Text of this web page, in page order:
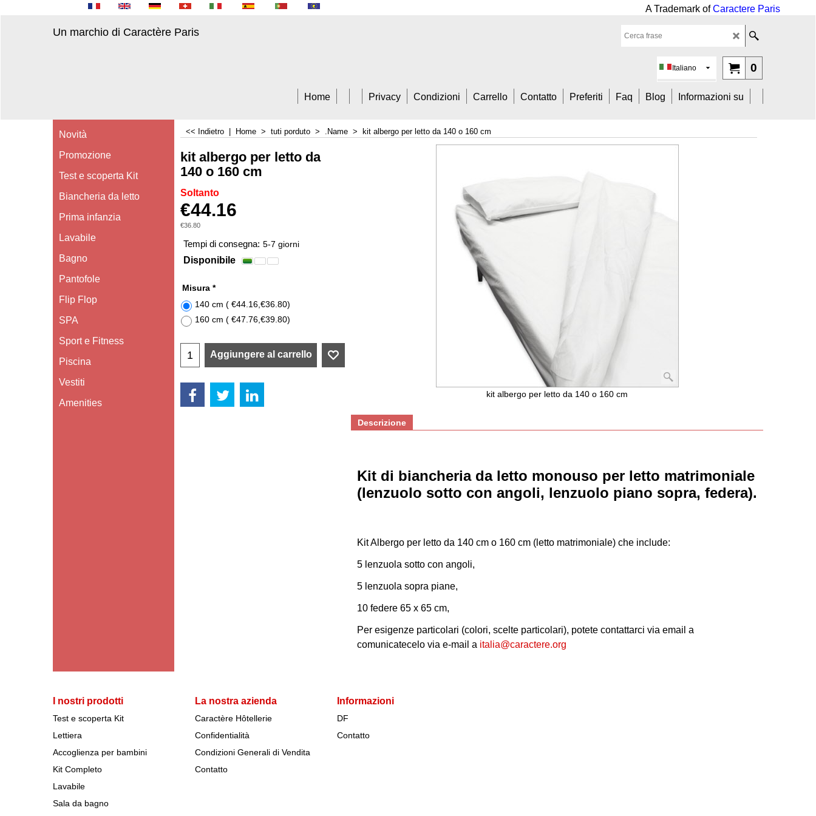
A Trademark ofCaractere Paris
Un marchio di Caractère Paris
0
Italiano
Home Privacy Condizioni Carrello Contatto Preferiti Faq Blog Informazioni su
Novità
Promozione
Test e scoperta Kit
Biancheria da letto
Prima infanzia
Lavabile
Bagno
Pantofole
Flip Flop
SPA
Sport e Fitness
Piscina
Vestiti
Amenities
<< Indietro Home > tuti porduto > .Name > kit albergo per letto da 140 o 160 cm
kit albergo per letto da 140 o 160 cm
kit albergo per letto da
140 o 160 cm
Soltanto
€44.16
€36.80
Tempi di consegna: 5-7 giorni
Disponibile
Misura *
140 cm ( €44.16 €36.80)
160 cm ( €47.76,€39.80)
Aggiungere al carrello
Descrizione
Kit di biancheria da letto monouso per letto matrimoniale
(lenzuolo sotto con angoli, lenzuolo piano sopra, federa).
Kit Albergo per letto da 140 cm o 160 cm (letto matrimoniale) che include:
5 lenzuola sotto con angoli,
5 lenzuola sopra piane,
10 federe 65 x 65 cm,
Per esigenze particolari (colori, scelte particolari), potete contattarci via email a
comunicatecelo via e-mail a italia@caractere.org
I nostri prodotti
Test e scoperta Kit
Lettiera
Accoglienza per bambini
Kit Completo
Lavabile
Sala da bagno
La nostra azienda
Caractère Hôtellerie
Confidentialità
Condizioni Generali di Vendita
Contatto
Informazioni
DF
Contatto